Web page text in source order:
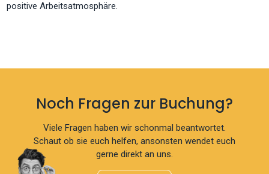
positive Arbeitsatmosphäre.
Noch Fragen zur Buchung?
Viele Fragen haben wir schonmal beantwortet.
Schaut ob sie euch helfen, ansonsten wendet euch
gerne direkt an uns.